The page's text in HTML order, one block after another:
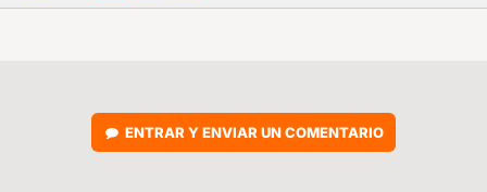
FACEBOOK
TWITTERFLIPBOARD
E-
WHATSAPP
ENTRAR Y ENVIAR UN COMENTARIO